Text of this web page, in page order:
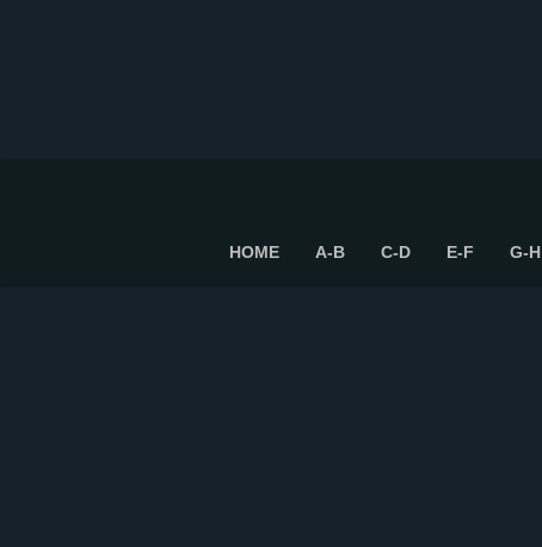
HOME A-B C-D E-F G-H